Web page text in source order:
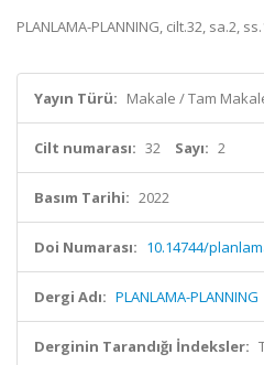
PLANLAMA-PLANNING, cilt.32, sa.2,
Yayın Türü: Makale / Tam
Cilt numarası: 32 Sayı: 2
Basım Tarihi: 2022
Doi Numarası: 10.14744/
Dergi Adı: PLANLAMA-PLANNING
Derginin Tarandığı İndeksler: